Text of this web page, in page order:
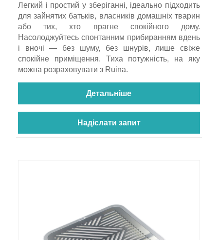
Легкий і простий у зберіганні, ідеально підходить
для зайнятих батьків, власників домашніх тварин
або тих, хто прагне спокійного дому.
Насолоджуйтесь спонтанним прибиранням вдень
і вночі — без шуму, без шнурів, лише свіже
спокійне приміщення. Тиха потужність, на яку
можна розраховувати з Ruina.
Детальніше
Надіслати запит